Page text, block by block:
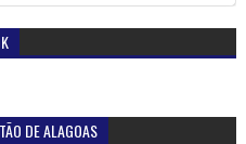
DE ALAGOAS